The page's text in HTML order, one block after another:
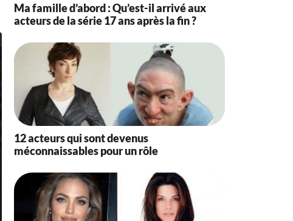
Ma famille d’abord : Qu’est-il arrivé aux
acteurs de la série 17 ans après la fin ?
12 acteurs qui sont devenus
méconnaissables pour un rôle